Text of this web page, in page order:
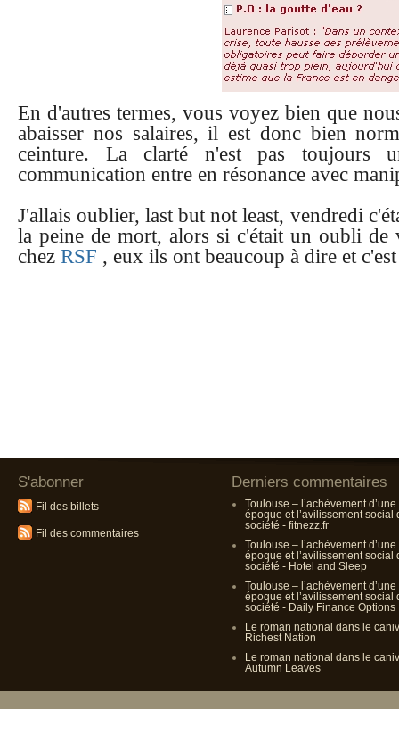
En d'autres termes, vous voyez bien que
abaisser nos salaires, il est donc bien
ceinture. La clarté n'est pas toujours
communication entre en résonance avec
J'allais oublier, last but not least, vendredi
la peine de mort, alors si c'était un oubli
chez RSF , eux ils ont beaucoup à dire et
S'abonner
Fil des billets
Fil des commentaires
Derniers commentaires
Toulouse – l’achèvement d’une
époque et l’avilissement social
société - fitnezz.fr
Toulouse – l’achèvement d’une
époque et l’avilissement social
société - Hotel and Sleep
Toulouse – l’achèvement d’une
époque et l’avilissement social
société - Daily Finance Options
Le roman national dans le
Richest Nation
Le roman national dans le
Autumn Leaves